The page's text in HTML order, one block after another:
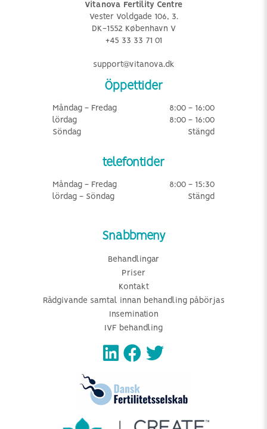
Vitanova Fertility Centre
Vester Voldgade 106, 3.
DK-1552 København V
+45 33 33 71 01
support@vitanova.dk
Öppettider
Måndag - Fredag
8:00 - 16:00
lördag
8:00 - 16:00
Söndag
Stängd
telefontider
Måndag - Fredag
8:00 - 15:30
lördag - Söndag
Stängd
Snabbmeny
Behandlingar
Priser
Kontakt
Rådgivande samtal innan behandling påbörjas
Insemination
IVF behandling